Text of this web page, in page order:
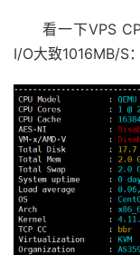
看一下VPS
I/O大致1016MB/S：